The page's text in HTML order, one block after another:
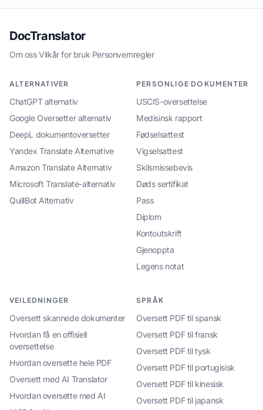
DocTranslator
Om oss·Vilkår for bruk·Personvernregler
ALTERNATIVER
ChatGPT alternativ
Google Oversetter alternativ
DeepL dokumentoversetter
Yandex Translate Alternative
Amazon Translate Alternativ
Microsoft Translate-alternativ
QuillBot Alternativ
PERSONLIGE DOKUMENTER
USCIS-oversettelse
Medisinsk rapport
Fødselsattest
Vigselsattest
Skilsmissebevis
Døds sertifikat
Pass
Diplom
Kontoutskrift
Gjenoppta
Legens notat
VEILEDNINGER
Oversett skannede dokumenter
Hvordan få en offisiell
oversettelse
Hvordan oversette hele PDF
Oversett med AI Translator
Hvordan oversette med AI
SPRÅK
Oversett PDF til spansk
Oversett PDF til fransk
Oversett PDF til tysk
Oversett PDF til portugisisk
Oversett PDF til kinesisk
Oversett PDF til japansk